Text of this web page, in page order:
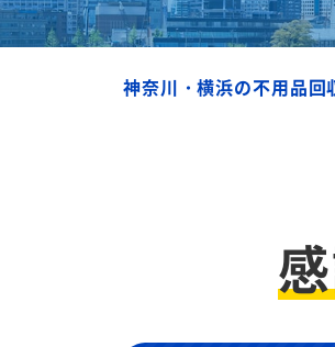
神奈川・横浜の不用品回